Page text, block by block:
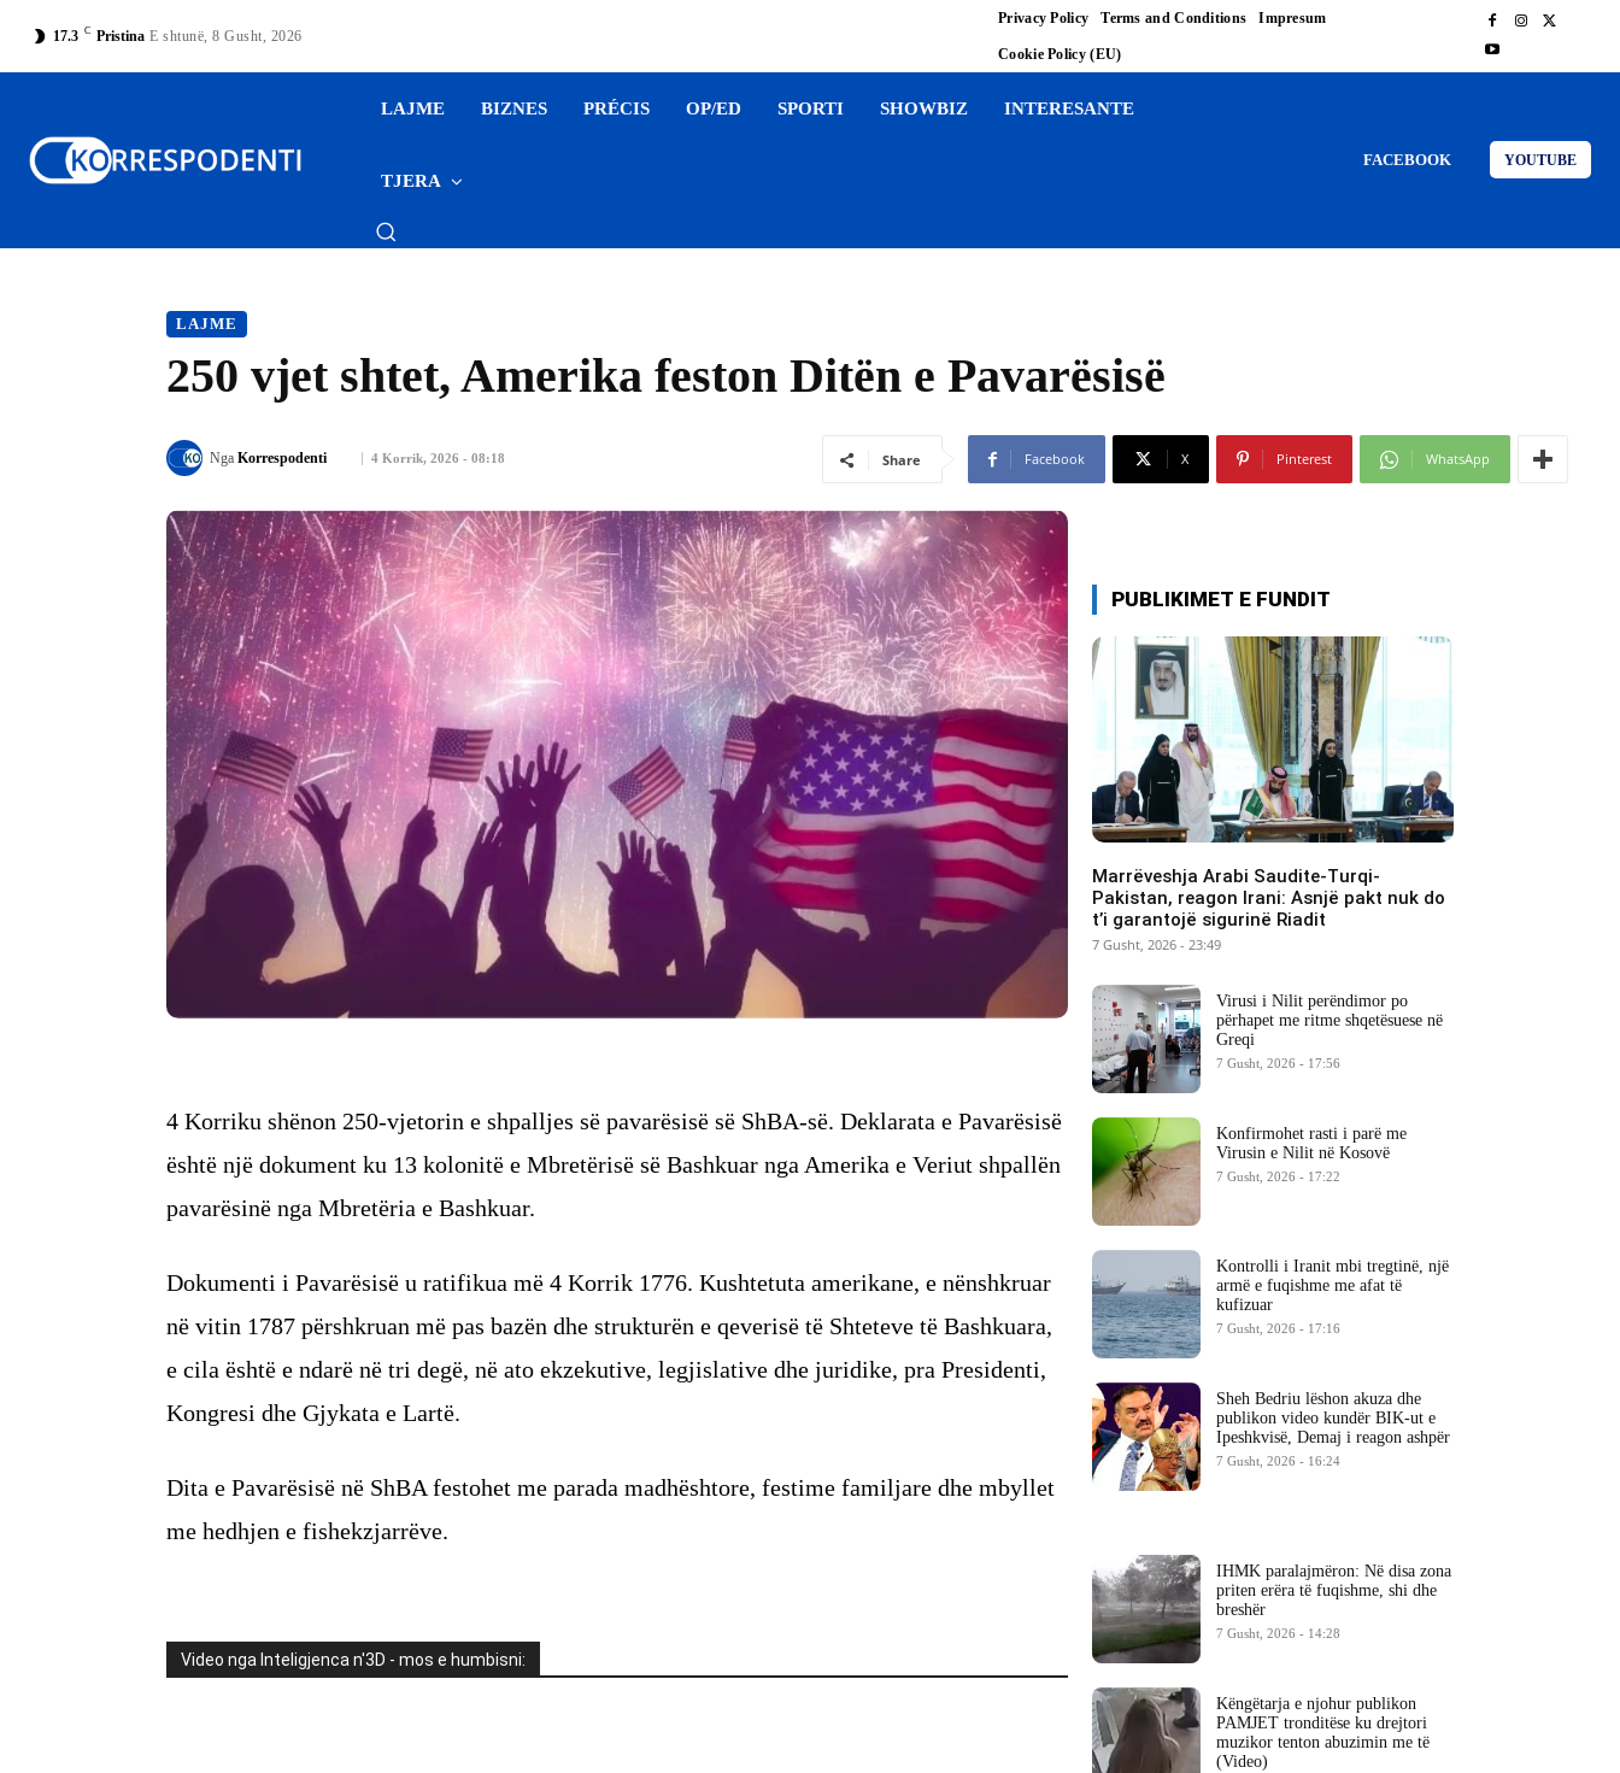
17.3 C Pristina E shtunë, 8 Gusht, 2026
Privacy Policy Terms and Conditions Impresum
Cookie Policy (EU)
LAJME BIZNES PRÉCIS OP/ED SPORTI SHOWBIZ INTERESANTE
TJERA
FACEBOOK YOUTUBE
LAJME
250 vjet shtet, Amerika feston Ditën e Pavarësisë
4 Korrik, 2026 - 08:18
Nga Korrespodenti Share Facebook X Pinterest WhatsApp
4 Korriku shënon 250-vjetorin e shpalljes së pavarësisë së ShBA-së. Deklarata e Pavarësisë
është një dokument ku 13 kolonitë e Mbretërisë së Bashkuar nga Amerika e Veriut shpallën
pavarësinë nga Mbretëria e Bashkuar.
Dokumenti i Pavarësisë u ratifikua më 4 Korrik 1776. Kushtetuta amerikane, e nënshkruar
në vitin 1787 përshkruan më pas bazën dhe strukturën e qeverisë të Shteteve të Bashkuara,
e cila është e ndarë në tri degë, në ato ekzekutive, legjislative dhe juridike, pra Presidenti,
Kongresi dhe Gjykata e Lartë.
Dita e Pavarësisë në ShBA festohet me parada madhështore, festime familjare dhe mbyllet
me hedhjen e fishekzjarrëve.
Video nga Inteligjenca n'3D - mos e humbisni:
PUBLIKIMET E FUNDIT
Marrëveshja Arabi Saudite-Turqi-
Pakistan, reagon Irani: Asnjë pakt nuk do
t’i garantojë sigurinë Riadit
7 Gusht, 2026 - 23:49
Virusi i Nilit perëndimor po
përhapet me ritme shqetësuese në
Greqi
7 Gusht, 2026 - 17:56
Konfirmohet rasti i parë me
Virusin e Nilit në Kosovë
7 Gusht, 2026 - 17:22
Kontrolli i Iranit mbi tregtinë, një
armë e fuqishme me afat të
kufizuar
7 Gusht, 2026 - 17:16
Sheh Bedriu lëshon akuza dhe
publikon video kundër BIK-ut e
Ipeshkvisë, Demaj i reagon ashpër
7 Gusht, 2026 - 16:24
IHMK paralajmëron: Në disa zona
priten erëra të fuqishme, shi dhe
breshër
7 Gusht, 2026 - 14:28
Këngëtarja e njohur publikon
PAMJET tronditëse ku drejtori
muzikor tenton abuzimin me të
(Video)